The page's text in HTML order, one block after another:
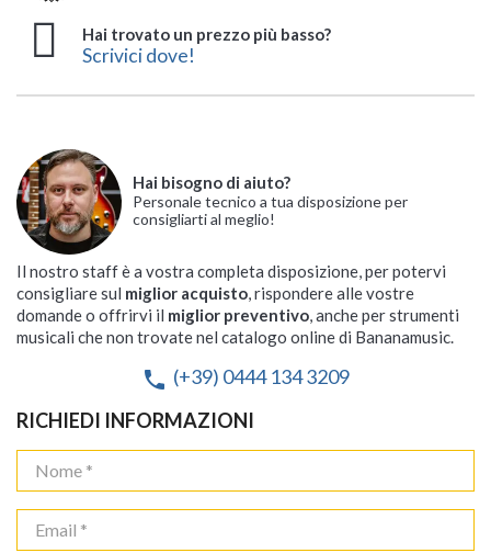
Hai trovato un prezzo più basso?
Scrivici dove!
Hai bisogno di aiuto?
Personale tecnico a tua disposizione per
consigliarti al meglio!
Il nostro staff è a vostra completa disposizione, per potervi
consigliare sul miglior acquisto, rispondere alle vostre
domande o offrirvi il miglior preventivo, anche per strumenti
musicali che non trovate nel catalogo online di Bananamusic.
phone (+39) 0444 134 3209
RICHIEDI INFORMAZIONI